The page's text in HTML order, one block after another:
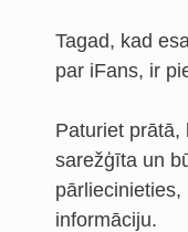
Tagad, kad
par iFans, ir
Paturiet prātā,
sarežģīta un
informāciju.